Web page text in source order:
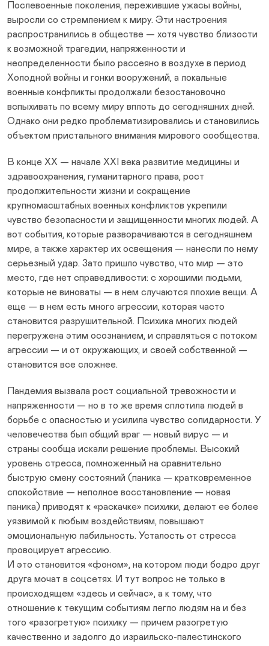
Послевоенные поколения, пережившие ужасы войны,
выросли со стремлением к миру. Эти настроения
распространились в обществе — хотя чувство близости
к возможной трагедии, напряженности и
неопределенности было рассеяно в воздухе в период
Холодной войны и гонки вооружений, а локальные
военные конфликты продолжали безостановочно
вспыхивать по всему миру вплоть до сегодняшних дней.
Однако они редко проблематизировались и становились
объектом пристального внимания мирового сообщества.
В конце XX — начале XXI века развитие медицины и
здравоохранения, гуманитарного права, рост
продолжительности жизни и сокращение
крупномасштабных военных конфликтов укрепили
чувство безопасности и защищенности многих людей. А
вот события, которые разворачиваются в сегодняшнем
мире, а также характер их освещения — нанесли по нему
серьезный удар. Зато пришло чувство, что мир — это
место, где нет справедливости: с хорошими людьми,
которые не виноваты — в нем случаются плохие вещи. А
еще — в нем есть много агрессии, которая часто
становится разрушительной. Психика многих людей
перегружена этим осознанием, и справляться с потоком
агрессии — и от окружающих, и своей собственной —
становится все сложнее.
Пандемия вызвала рост социальной тревожности и
напряженности — но в то же время сплотила людей в
борьбе с опасностью и усилила чувство солидарности. У
человечества был общий враг — новый вирус — и
страны сообща искали решение проблемы. Высокий
уровень стресса, помноженный на сравнительно
быструю смену состояний (паника — кратковременное
спокойствие — неполное восстановление — новая
паника) приводят к «раскачке» психики, делают ее более
уязвимой к любым воздействиям, повышают
эмоциональную лабильность. Усталость от стресса
провоцирует агрессию.
И это становится «фоном», на котором люди бодро друг
друга мочат в соцсетях. И тут вопрос не только в
происходящем «здесь и сейчас», а к тому, что
отношение к текущим событиям легло людям на и без
того «разогретую» психику — причем разогретую
качественно и задолго до израильско-палестинского